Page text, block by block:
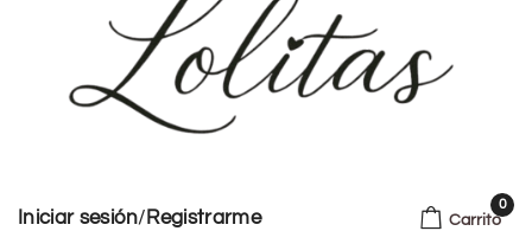
Iniciar sesión/ Registrarme Carrito
0